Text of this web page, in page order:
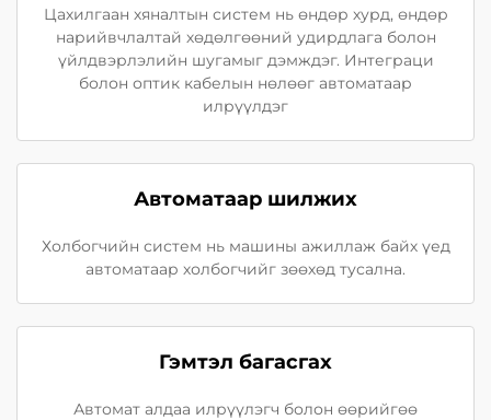
Цахилгаан хяналтын систем нь өндөр хурд, өндөр
нарийвчлалтай хөдөлгөөний удирдлага болон
үйлдвэрлэлийн шугамыг дэмждэг. Интеграци
болон оптик кабелын нөлөөг автоматаар
илрүүлдэг
Автоматаар шилжих
Холбогчийн систем нь машины ажиллаж байх үед
автоматаар холбогчийг зөөхөд тусална.
Гэмтэл багасгах
Автомат алдаа илрүүлэгч болон өөрийгөө